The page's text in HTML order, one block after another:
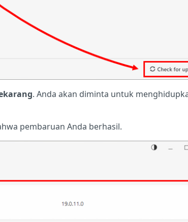
. Anda akan diminta untuk
pembaruan Anda berhasil.